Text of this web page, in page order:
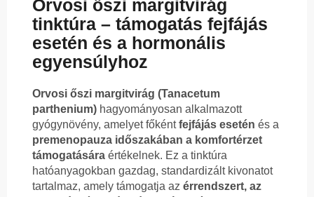
Orvosi őszi margitvirág
tinktúra – támogatás fejfájás
esetén és a hormonális
egyensúlyhoz
Orvosi őszi margitvirág (Tanacetum
parthenium) hagyományosan alkalmazott
gyógynövény, amelyet főkéntfejfájás esetén és a
premenopauza időszakában a komfortérzet
támogatására értékelnek. Ez a tinktúra
hatóanyagokban gazdag, standardizált kivonatot
tartalmaz, amely támogatja az érrendszert, az